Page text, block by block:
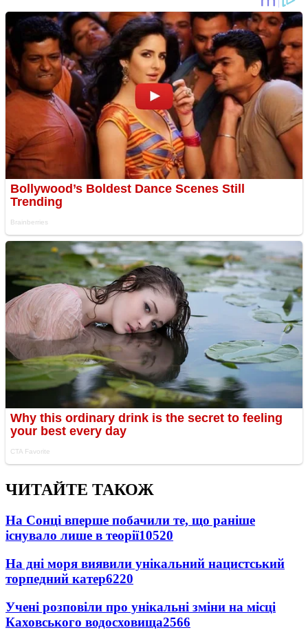
ЧИТАЙТЕ ТАКОЖ
На Сонці вперше побачили те, що раніше
існувало лише в теорії10520
На дні моря виявили унікальний нацистський
торпедний катер6220
Учені розповіли про унікальні зміни на місці
Каховського водосховища2566